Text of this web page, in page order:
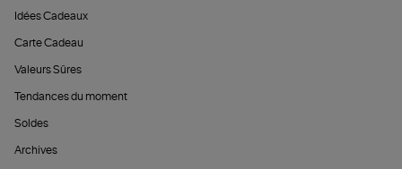
Idées Cadeaux
Carte Cadeau
Valeurs Sûres
Tendances du moment
Soldes
Archives